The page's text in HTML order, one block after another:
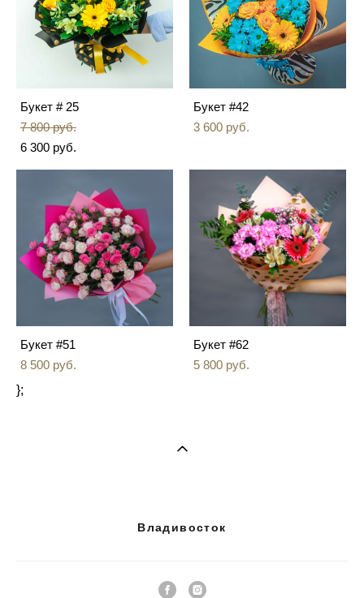
Букет # 25
7 800 pуб.
6 300 pуб.
Букет #42
3 600 pуб.
Букет #51
8 500 pуб.
Букет #62
5 800 pуб.
};
Владивосток